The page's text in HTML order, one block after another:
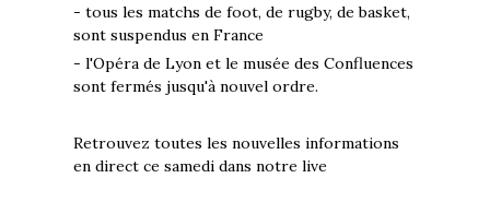
- tous les matchs de foot, de rugby, de basket,
sont suspendus en France
- l'Opéra de Lyon et le musée des Confluences
sont fermés jusqu'à nouvel ordre.
Retrouvez toutes les nouvelles informations
en direct ce samedi dans notre live